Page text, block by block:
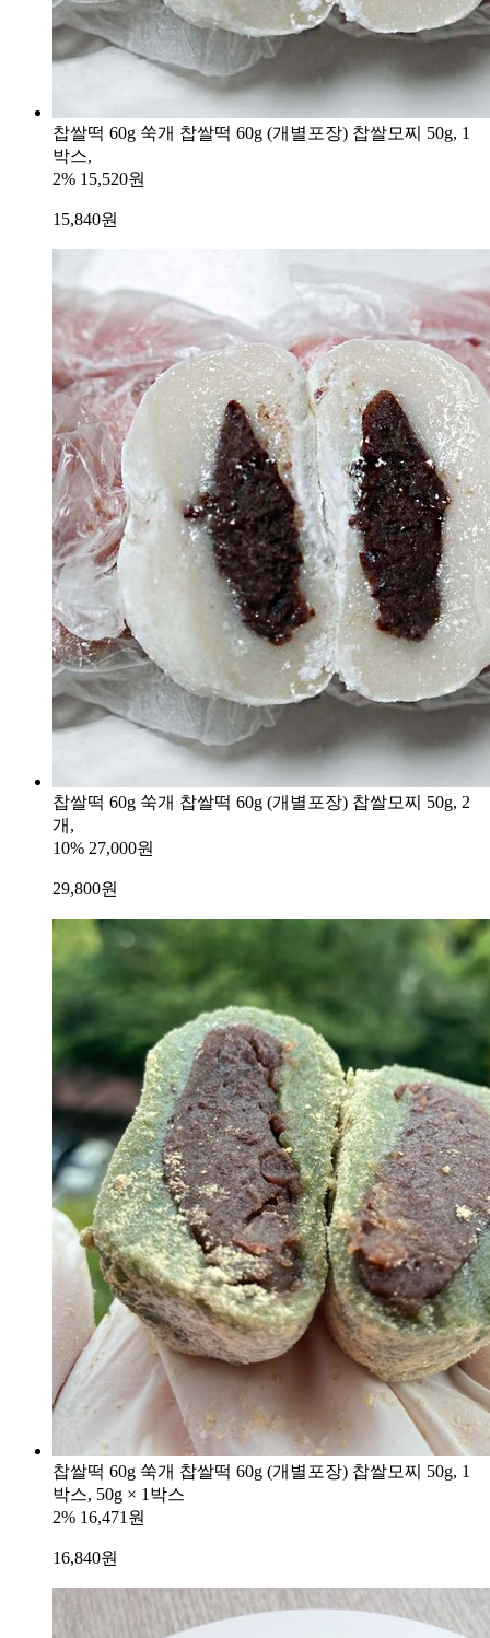
찹쌀떡 60g 쑥개 찹쌀떡 60g (개별포장) 찹쌀모찌 50g, 1
박스,
2% 15,520원
15,840원
찹쌀떡 60g 쑥개 찹쌀떡 60g (개별포장) 찹쌀모찌 50g, 2
개,
10% 27,000원
29,800원
찹쌀떡 60g 쑥개 찹쌀떡 60g (개별포장) 찹쌀모찌 50g, 1
박스, 50g × 1박스
2% 16,471원
16,840원